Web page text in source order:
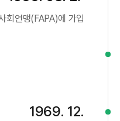
회연맹(FAPA)에 가입
1969. 12.